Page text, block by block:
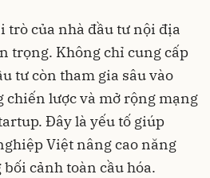
trò của nhà đầu tư nội địa
trọng. Không chỉ cung cấp
tư còn tham gia sâu vào
lược và mở rộng mạng
Đây là yếu tố giúp
Việt nâng cao năng
cảnh toàn cầu hóa.